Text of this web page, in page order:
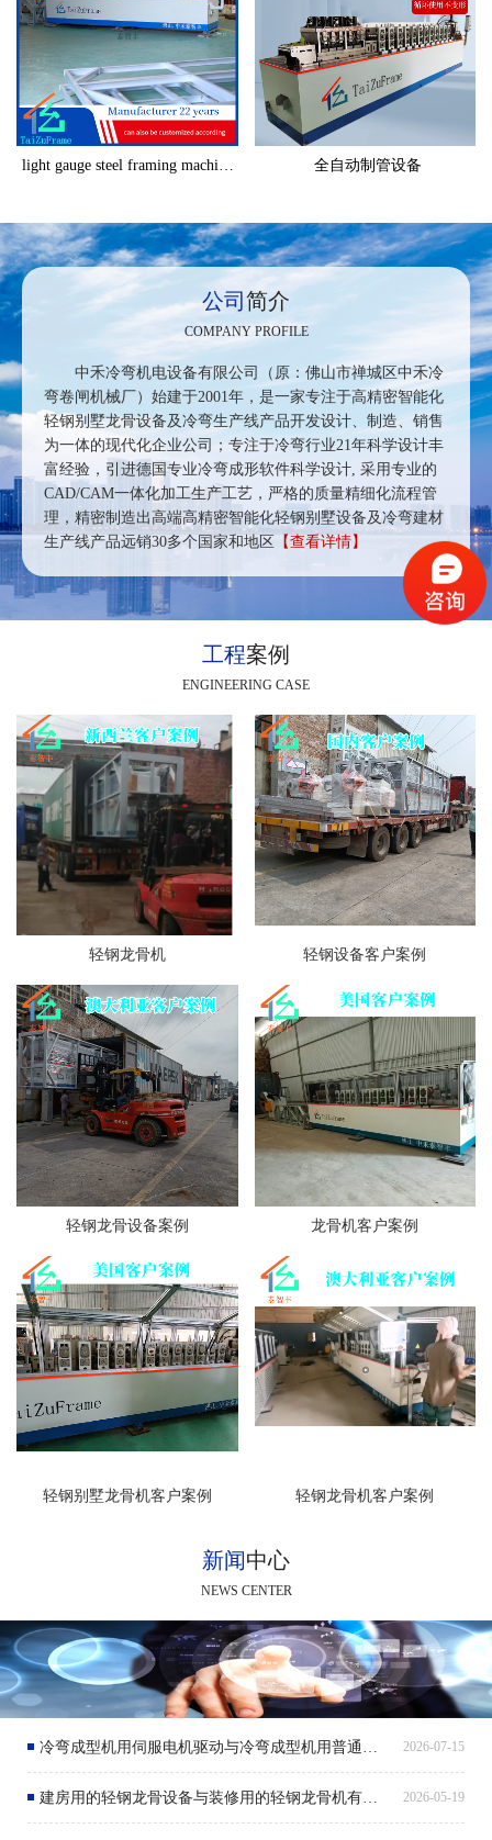
全自动制管设备
公司简介
COMPANY PROFILE
中禾冷弯机电设备有限公司（原：佛山市禅城区中禾冷
弯卷闸机械厂）始建于2001年，是一家专注于高精密智能化
轻钢别墅龙骨设备及冷弯生产线产品开发设计、制造、销售
为一体的现代化企业公司；专注于冷弯行业21年科学设计丰
富经验，引进德国专业冷弯成形软件科学设计, 采用专业的
CAD/CAM一体化加工生产工艺，严格的质量精细化流程管
理，精密制造出高端高精密智能化轻钢别墅设备及冷弯建材
生产线产品远销30多个国家和地区
【查看详情】
工程案例
ENGINEERING CASE
轻钢龙骨机 轻钢设备客户案例
轻钢龙骨设备案例 龙骨机客户案例
轻钢别墅龙骨机客户案例 轻钢龙骨机客户案例
新闻中心
NEWS CENTER
冷弯成型机用伺服电机驱动与冷弯成型机用普通电机驱动有什么区别呢？ 2026-07-15
建房用的轻钢龙骨设备与装修用的轻钢龙骨机有什么区别呢？ 2026-05-19